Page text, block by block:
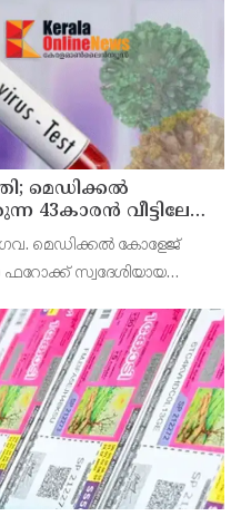
മെഡിക്കൽ
43കാരൻ വീട്ടിലേക്ക്
ഗവ. മെഡിക്കൽ കോളേജ്
ഫറോക്ക് സ്വദേശിയായ